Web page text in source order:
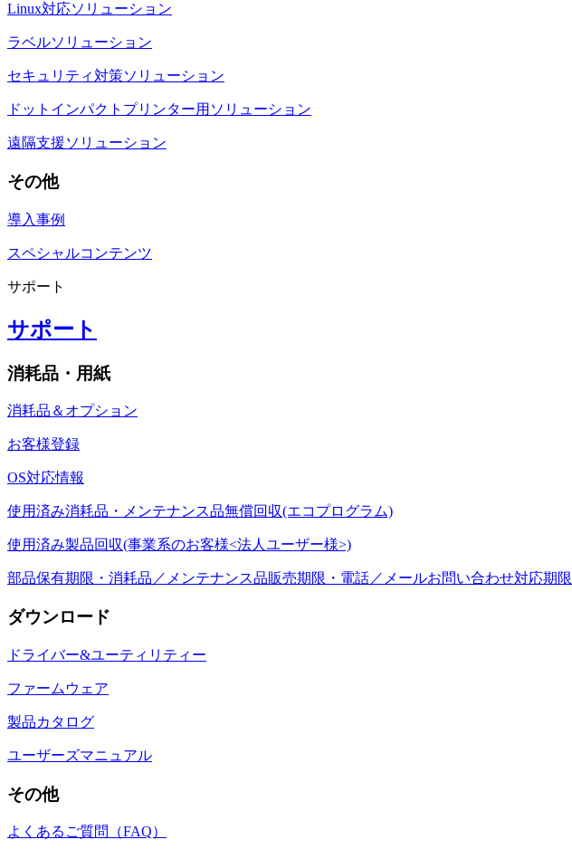
Linux対応ソリューション
ラベルソリューション
セキュリティ対策ソリューション
ドットインパクトプリンター用ソリューション
遠隔支援ソリューション
その他
導入事例
スペシャルコンテンツ
サポート
サポート
消耗品・用紙
消耗品＆オプション
お客様登録
OS対応情報
使用済み消耗品・メンテナンス品無償回収(エコプログラム)
使用済み製品回収(事業系のお客様<法人ユーザー様>)
部品保有期限・消耗品／メンテナンス品販売期限・電話／メールお問い合わせ対応期限
ダウンロード
ドライバー&ユーティリティー
ファームウェア
製品カタログ
ユーザーズマニュアル
その他
よくあるご質問（FAQ）